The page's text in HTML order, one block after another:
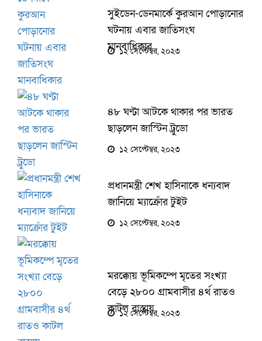
সুইডেন-ডেনমার্কে কুরআন পোড়ানোর
ঘটনায় এবার জাতিসংঘ
মানবাধিকার
১২ সেপ্টেম্বর, ২০২৩
৪৮ ঘণ্টা আটকে থাকার পর ভারত
ছাড়লেন জাস্টিন ট্রুডো
১২ সেপ্টেম্বর, ২০২৩
প্রধানমন্ত্রী শেখ হাসিনাকে ধন্যবাদ
জানিয়ে ম্যাক্রোঁর টুইট
১২ সেপ্টেম্বর, ২০২৩
মরক্কোয় ভূমিকম্পে মৃতের সংখ্যা
বেড়ে ২৮০০ গ্রামবাসীর ৪র্থ রাতও
কাটল রাস্তায়
১২ সেপ্টেম্বর, ২০২৩